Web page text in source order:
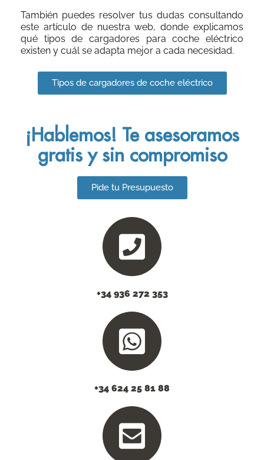
También puedes resolver tus dudas consultando
este artículo de nuestra web, donde explicamos
qué tipos de cargadores para coche eléctrico
existen y cuál se adapta mejor a cada necesidad.
Tipos de cargadores de coche eléctrico
¡Hablemos! Te asesoramos
gratis y sin compromiso
Pide tu Presupuesto
+34 936 272 353
+34 624 25 81 88